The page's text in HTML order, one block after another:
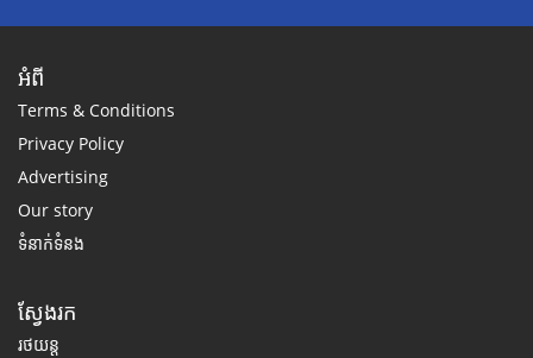
អំពី
Terms & Conditions
Privacy Policy
Advertising
Our story
ទំនាក់ទំនង
ស្វែងរក
រថយន្ត